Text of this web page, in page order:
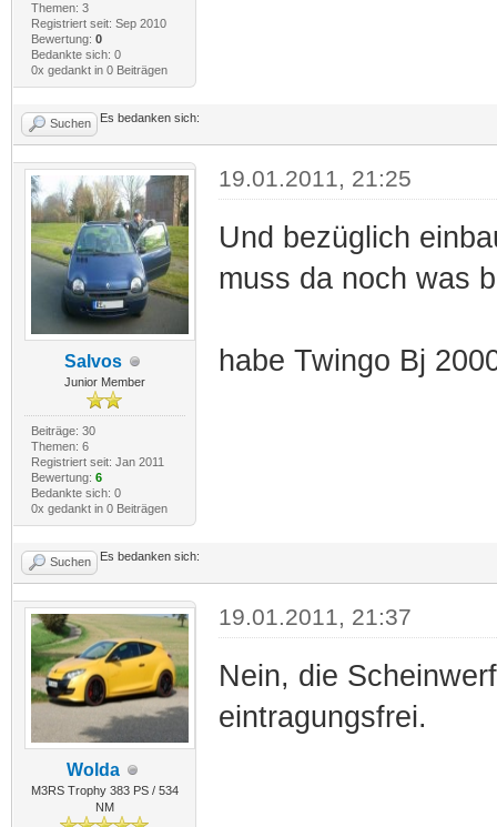
Themen: 3
Registriert seit: Sep 2010
Bewertung: 0
Bedankte sich: 0
0x gedankt in 0 Beiträgen
Suchen Es bedanken sich:
Salvos
Junior Member
Beiträge: 30
Themen: 6
Registriert seit: Jan 2011
Bewertung: 6
Bedankte sich: 0
0x gedankt in 0 Beiträgen
19.01.2011, 21:25
Und bezüglich
muss da noch was
habe Twingo Bj
Suchen Es bedanken sich:
Wolda
M3RS Trophy 383 PS / 534
NM
19.01.2011, 21:37
Nein, die
eintragungsfrei.